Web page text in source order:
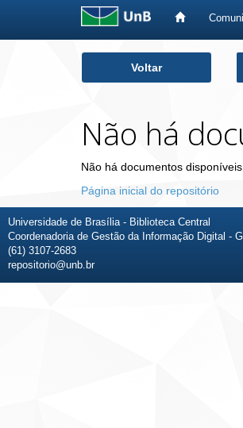
Voltar
Não há
Não há documentos
Página inicial do repositório
Universidade de Brasília - Biblioteca Central
Coordenadoria de Gestão da Informação Digital -
(61) 3107-2683
repositorio@unb.br